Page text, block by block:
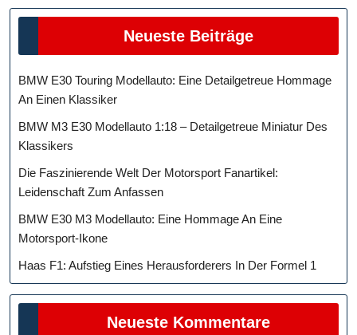
Neueste Beiträge
BMW E30 Touring Modellauto: Eine Detailgetreue Hommage
An Einen Klassiker
BMW M3 E30 Modellauto 1:18 – Detailgetreue Miniatur Des
Klassikers
Die Faszinierende Welt Der Motorsport Fanartikel:
Leidenschaft Zum Anfassen
BMW E30 M3 Modellauto: Eine Hommage An Eine
Motorsport-Ikone
Haas F1: Aufstieg Eines Herausforderers In Der Formel 1
Neueste Kommentare